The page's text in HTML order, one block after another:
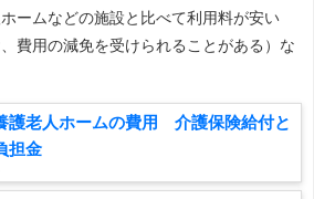
ームなどの施設と比べて利用料が安い
費用の減免を受けられることがある）な
護老人ホームの費用 介護保険給付と
担金